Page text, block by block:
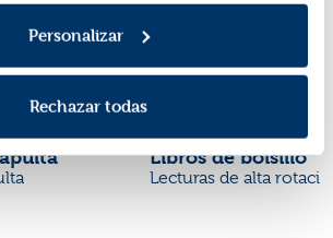
Personalizar
Rechazar todas
Libros de bolsillo
Lecturas de alta